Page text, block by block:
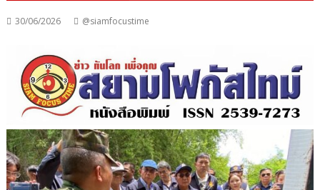
30/06/2026 @siamfocustime